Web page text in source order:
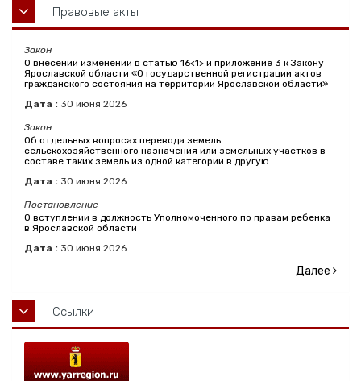
Правовые акты
Закон
О внесении изменений в статью 16<1> и приложение 3 к Закону
Ярославской области «О государственной регистрации актов
гражданского состояния на территории Ярославской области»
Дата : 30 июня 2026
Закон
Об отдельных вопросах перевода земель
сельскохозяйственного назначения или земельных участков в
составе таких земель из одной категории в другую
Дата : 30 июня 2026
Постановление
О вступлении в должность Уполномоченного по правам ребенка
в Ярославской области
Дата : 30 июня 2026
Далее
Ссылки